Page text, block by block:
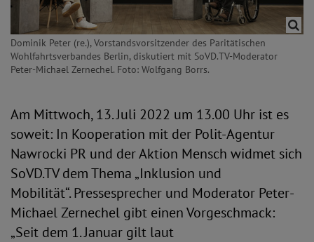
Dominik Peter (re.), Vorstandsvorsitzender des Paritätischen
Wohlfahrtsverbandes Berlin, diskutiert mit SoVD.TV-Moderator
Peter-Michael Zernechel. Foto: Wolfgang Borrs.
Am Mittwoch, 13. Juli 2022 um 13.00 Uhr ist es
soweit: In Kooperation mit der Polit-Agentur
Nawrocki PR und der Aktion Mensch widmet sich
SoVD.TV dem Thema „Inklusion und
Mobilität“. Pressesprecher und Moderator Peter-
Michael Zernechel gibt einen Vorgeschmack:
„Seit dem 1. Januar gilt laut